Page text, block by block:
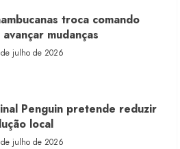
troca comando
mudanças
julho de 2026
Penguin pretende reduzir
local
julho de 2026